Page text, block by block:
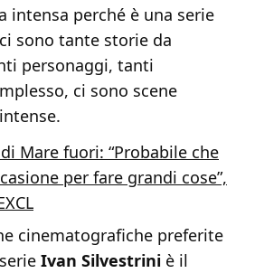
intensa perché è una serie
sono tante storie da
personaggi, tanti
ci sono scene
Mare fuori: “Probabile che
per fare grandi cose”,
cinematografiche preferite
Ivan Silvestrini è il